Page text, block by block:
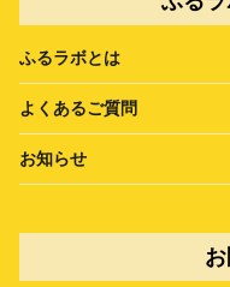
ふるラボとは
よくあるご質問
お知らせ